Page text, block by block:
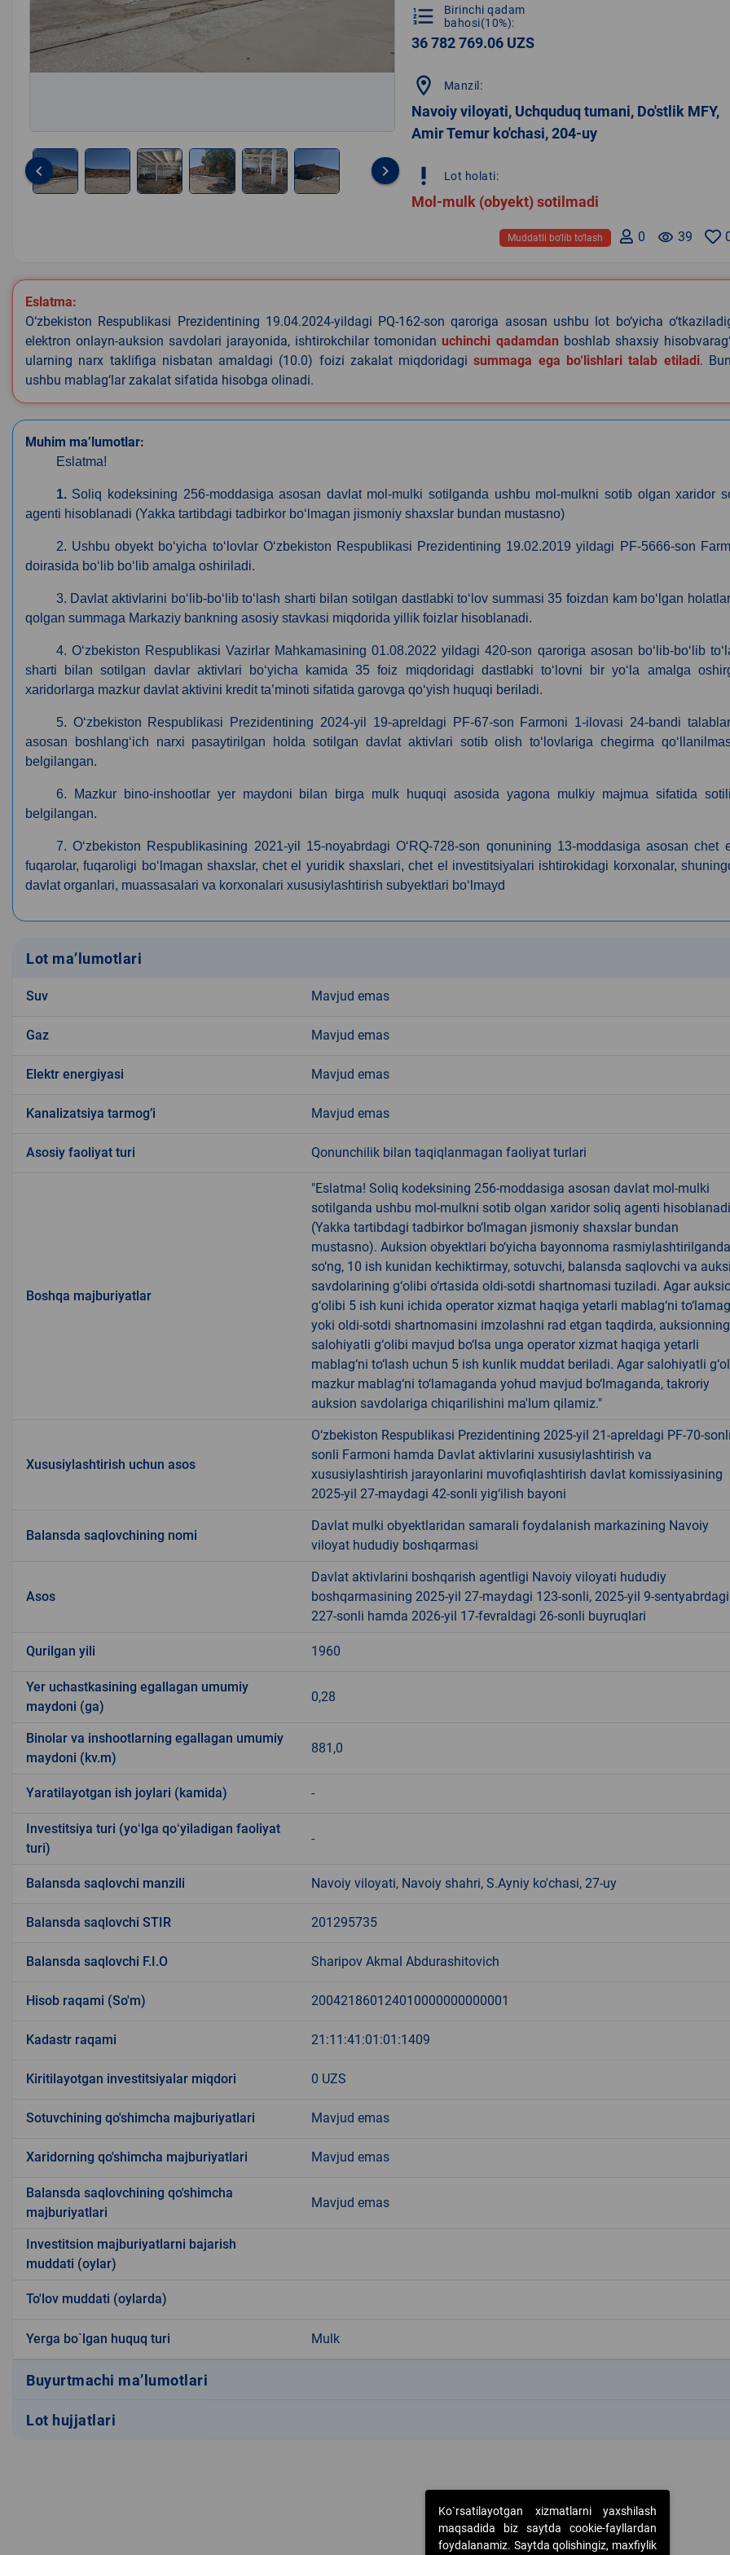
keyboard_arrow_left keyboard_arrow_right
format_list_numbered
Birinchi qadam
bahosi(10%):
36 782 769.06 UZS
location_on Manzil:
Navoiy viloyati, Uchquduq tumani, Do'stlik MFY,
Amir Temur ko'chasi, 204-uy
priority_high Lot holati:
Mol-mulk (obyekt) sotilmadi
remove_red_eye 39
0
Muddatli bo‘lib to‘lash
Eslatma:
O‘zbekiston Respublikasi Prezidentining 19.04.2024-yildagi PQ-162-son qaroriga asosan ushbu lot bo‘yicha
elektron onlayn-auksion savdolari jarayonida, ishtirokchilar tomonidanuchinchi qadamdan boshlab shaxsiy
ularning narx taklifiga nisbatan amaldagi (10.0) foizi zakalat miqdoridagisummaga ega bo‘lishlari talab etiladi.
ushbu mablag‘lar zakalat sifatida hisobga olinadi.
Muhim ma’lumotlar:
Eslatma!
1.Soliq kodeksining 256-moddasiga asosan davlat mol-mulki sotilganda ushbu mol-mulkni sotib olgan xaridor
agenti hisoblanadi (Yakka tartibdagi tadbirkor boʻlmagan jismoniy shaxslar bundan mustasno)
2. Ushbu obyekt boʻyicha toʻlovlar Oʻzbekiston Respublikasi Prezidentining 19.02.2019 yildagi PF-5666-son
doirasida boʻlib boʻlib amalga oshiriladi.
3. Davlat aktivlarini boʻlib-boʻlib toʻlash sharti bilan sotilgan dastlabki toʻlov summasi 35 foizdan kam boʻlgan
qolgan summaga Markaziy bankning asosiy stavkasi miqdorida yillik foizlar hisoblanadi.
4. Oʻzbekiston Respublikasi Vazirlar Mahkamasining 01.08.2022 yildagi 420-son qaroriga asosan boʻlib-boʻlib
sharti bilan sotilgan davlar aktivlari boʻyicha kamida 35 foiz miqdoridagi dastlabki toʻlovni bir yoʻla amalga
xaridorlarga mazkur davlat aktivini kredit ta’minoti sifatida garovga qoʻyish huquqi beriladi.
5. O‘zbekiston Respublikasi Prezidentining 2024-yil 19-apreldagi PF-67-son Farmoni 1-ilovasi 24-bandi
asosan boshlang‘ich narxi pasaytirilgan holda sotilgan davlat aktivlari sotib olish to‘lovlariga chegirma
belgilangan.
6. Mazkur bino-inshootlar yer maydoni bilan birga mulk huquqi asosida yagona mulkiy majmua sifatida
belgilangan.
7. O‘zbekiston Respublikasining 2021-yil 15-noyabrdagi O‘RQ-728-son qonunining 13-moddasiga asosan сhet
fuqarolar, fuqaroligi bo‘lmagan shaxslar, chet el yuridik shaxslari, chet el investitsiyalari ishtirokidagi korxonalar,
davlat organlari, muassasalari va korxonalari xususiylashtirish subyektlari bo‘lmayd
Lot ma’lumotlari
Suv Mavjud emas
Gaz Mavjud emas
Elektr energiyasi Mavjud emas
Kanalizatsiya tarmogʼi Mavjud emas
Аsosiy faoliyat turi Qonunchilik bilan taqiqlanmagan faoliyat turlari
Boshqa majburiyatlar
"Eslatma! Soliq kodeksining 256-moddasiga asosan davlat mol-mulki
sotilganda ushbu mol-mulkni sotib olgan xaridor soliq agenti hisoblanadi
(Yakka tartibdagi tadbirkor bo‘lmagan jismoniy shaxslar bundan
mustasno). Auksion obyektlari bo‘yicha bayonnoma
so‘ng, 10 ish kunidan kechiktirmay, sotuvchi, balansda saqlovchi va
savdolarining g‘olibi o‘rtasida oldi-sotdi shartnomasi tuziladi. Agar
g‘olibi 5 ish kuni ichida operator xizmat haqiga yetarli mablag‘ni
yoki oldi-sotdi shartnomasini imzolashni rad etgan taqdirda, auksionning
salohiyatli g‘olibi mavjud bo‘lsa unga operator xizmat haqiga yetarli
mablag‘ni to‘lash uchun 5 ish kunlik muddat beriladi. Agar salohiyatli
mazkur mablag‘ni to‘lamaganda yohud mavjud bo‘lmaganda, takroriy
auksion savdolariga chiqarilishini ma'lum qilamiz."
Xususiylashtirish uchun asos
O‘zbekiston Respublikasi Prezidentining 2025-yil 21-apreldagi PF-70-sonli
sonli Farmoni hamda Davlat aktivlarini xususiylashtirish va
xususiylashtirish jarayonlarini muvofiqlashtirish davlat komissiyasining
2025-yil 27-maydagi 42-sonli yig‘ilish bayoni
Balansda saqlovchining nomi
Davlat mulki obyektlaridan samarali foydalanish markazining Navoiy
viloyat hududiy boshqarmasi
Asos
Davlat aktivlarini boshqarish agentligi Navoiy viloyati hududiy
boshqarmasining 2025-yil 27-maydagi 123-sonli, 2025-yil 9-sentyabrdagi
227-sonli hamda 2026-yil 17-fevraldagi 26-sonli buyruqlari
Qurilgan yili 1960
Yer uchastkasining egallagan umumiy
maydoni (ga)
0,28
Binolar va inshootlarning egallagan umumiy
maydoni (kv.m)
881,0
Yaratilayotgan ish joylari (kamida) -
Investitsiya turi (yoʻlga qoʻyiladigan faoliyat
turi)
-
Balansda saqlovchi manzili Navoiy viloyati, Navoiy shahri, S.Ayniy ko'chasi, 27-uy
Balansda saqlovchi STIR 201295735
Balansda saqlovchi F.I.O Sharipov Akmal Abdurashitovich
Hisob raqami (So'm) 200421860124010000000000001
Kadastr raqami 21:11:41:01:01:1409
Kiritilayotgan investitsiyalar miqdori 0 UZS
Sotuvchining qo'shimcha majburiyatlari Mavjud emas
Xaridorning qo'shimcha majburiyatlari Mavjud emas
Balansda saqlovchining qo'shimcha
majburiyatlari
Mavjud emas
Investitsion majburiyatlarni bajarish
muddati (oylar)
To'lov muddati (oylarda)
Yerga bo`lgan huquq turi Mulk
Buyurtmachi ma’lumotlari
Lot hujjatlari
Ko`rsatilayotgan xizmatlarni yaxshilash
maqsadida biz saytda cookie-fayllardan
foydalanamiz. Saytda qolishingiz, maxfiylik